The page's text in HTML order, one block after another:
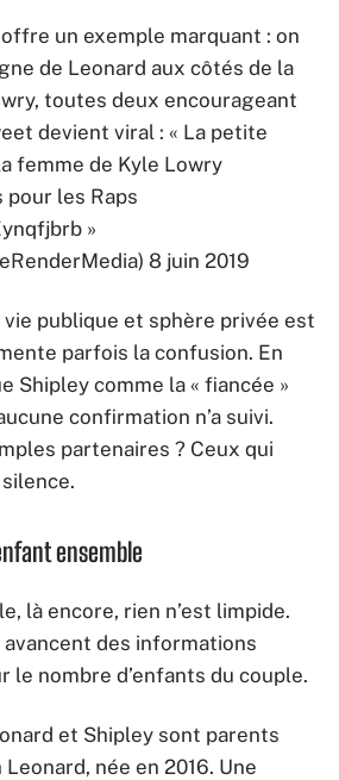
un exemple marquant : on
de Leonard aux côtés de la
toutes deux encourageant
devient viral : « La petite
femme de Kyle Lowry
les Raps
»
8 juin 2019
publique et sphère privée est
parfois la confusion. En
Shipley comme la « fiancée »
confirmation n’a suivi.
partenaires ? Ceux qui
ensemble
là encore, rien n’est limpide.
des informations
le nombre d’enfants du couple.
et Shipley sont parents
née en 2016. Une